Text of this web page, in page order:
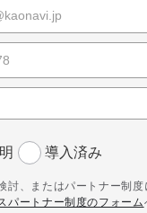
導入済み
討、またはパートナー制度
パートナー制度のフォーム